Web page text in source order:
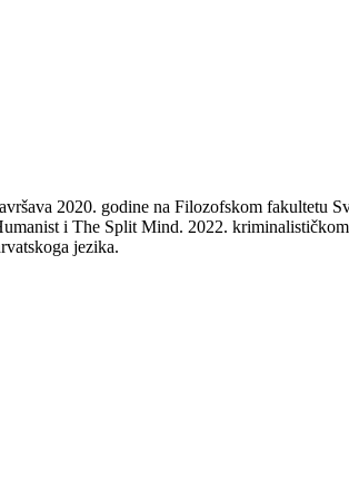
2020. godine na Filozofskom fakultetu
i The Split Mind. 2022.
jezika.